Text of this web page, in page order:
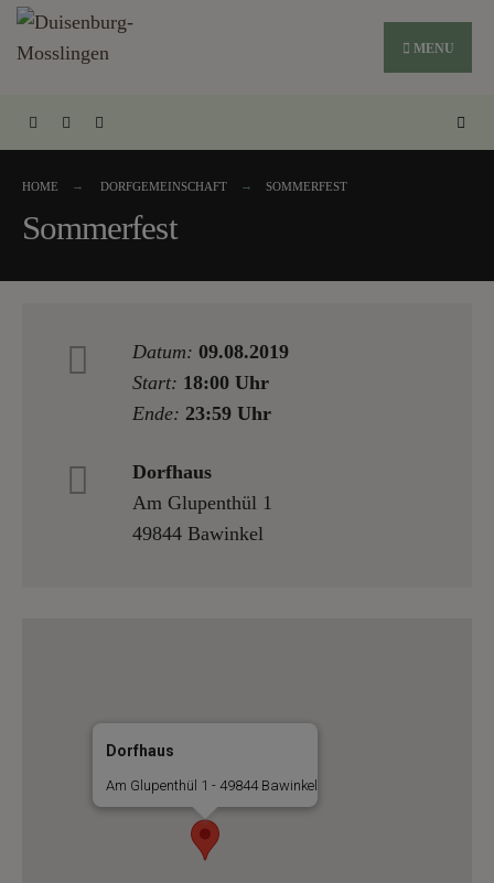
MENU
HOME DORFGEMEINSCHAFT SOMMERFEST
Sommerfest
Datum: 09.08.2019
Start: 18:00 Uhr
Ende: 23:59 Uhr
Dorfhaus
Am Glupenthül 1
49844 Bawinkel
Dorfhaus
Am Glupenthül 1 - 49844 Bawinkel